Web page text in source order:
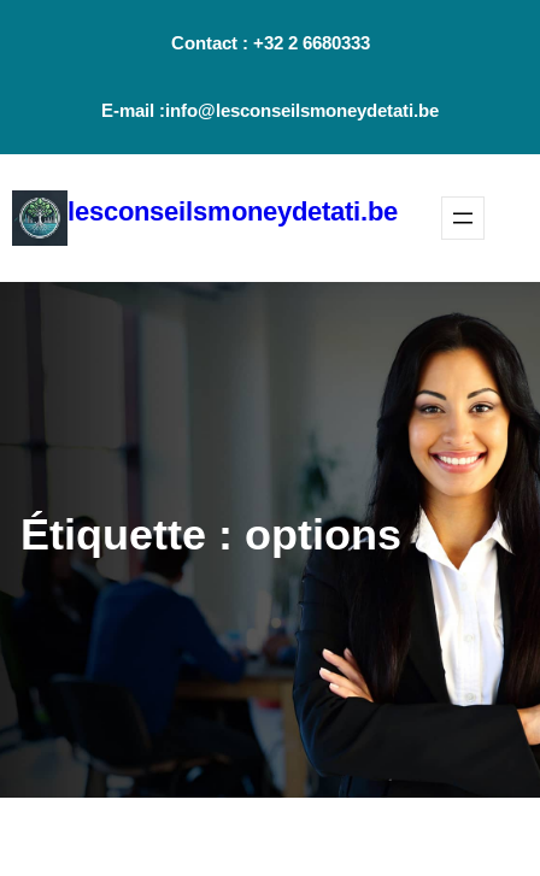
Contact : +32 2 6680333
E-mail :info@lesconseilsmoneydetati.be
lesconseilsmoneydetati.be
Étiquette : options